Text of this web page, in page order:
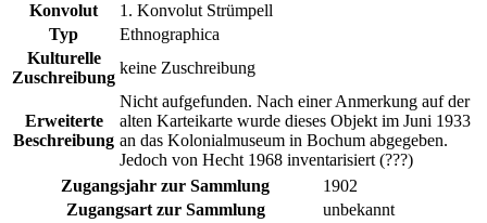
Konvolut
1. Konvolut Strümpell
Typ
Ethnographica
Kulturelle
Zuschreibung
keine Zuschreibung
Erweiterte
Beschreibung
Nicht aufgefunden. Nach einer Anmerkung auf der
alten Karteikarte wurde dieses Objekt im Juni 1933
an das Kolonialmuseum in Bochum abgegeben.
Jedoch von Hecht 1968 inventarisiert (???)
Zugangsjahr zur Sammlung
1902
Zugangsart zur Sammlung
unbekannt